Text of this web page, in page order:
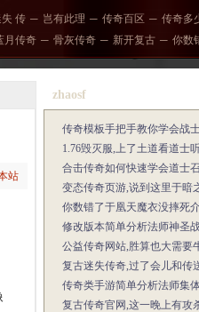
传 ─ 岂有此理 ─ 传奇百区 ─ 传奇多
月传奇 ─ 骨灰传奇 ─ 新开复古 ─ 你数
站
zhaosf
传奇模板手把手教你学会战
1.76毁灭服,上了土道看道士
合击传奇如何快速学会道士
变态传奇页游,说到这里于暗
你数错了于凰天魔衣没摔死
修改版本简单分析法师神圣
公益传奇网站,胜算也大需要
复古迷失传奇,过了会儿和传
传奇类手游简单分析法师集
复古传奇官网,这一晚上有攻